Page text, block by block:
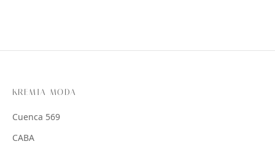
KREMIA MODA
Cuenca 569
CABA